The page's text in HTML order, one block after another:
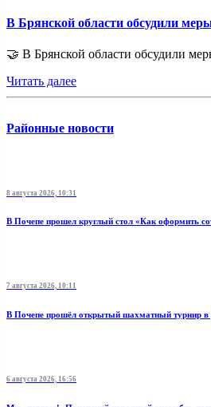
В Брянской области обсудили
🤝 В Брянской области обсудили
Читать далее
Районные новости
8 августа 2026, 10:31
В Почепе прошел круглый стол «Как оформить
7 августа 2026, 10:11
В Почепе прошёл открытый шахматный турнир в
6 августа 2026, 16:56